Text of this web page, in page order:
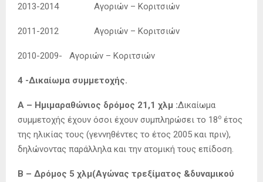
2013-2014 Αγοριών – Κοριτσιών
2011-2012 Αγοριών – Κοριτσιών
2010-2009- Αγοριών – Κοριτσιών
4 -Δικαίωμα συμμετοχής.
Α – Ημιμαραθώνιος δρόμος 21,1 χλμ :Δικαίωμα
συμμετοχής έχουν όσοι έχουν συμπληρώσει το 18ο έτος
της ηλικίας τους (γεννηθέντες το έτος 2005 και πριν),
δηλώνοντας παράλληλα και την ατομική τους επίδοση.
Β – Δρόμος 5 χλμ(Αγώνας τρεξίματος &δυναμικού